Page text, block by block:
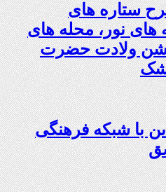
ستاره های
نور، محله های
ولادت حضرت
با شبکه فرهنگی